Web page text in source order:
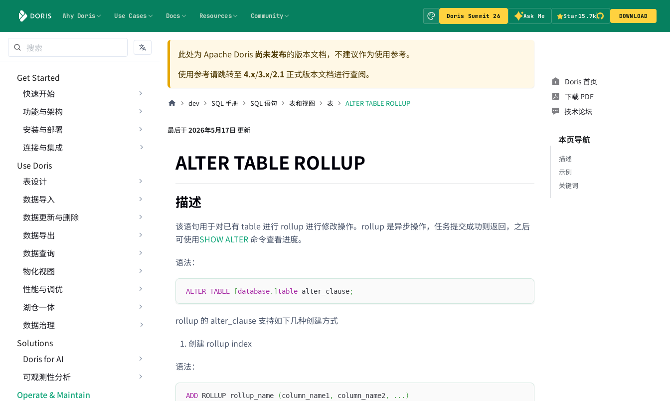
Why Doris Use Cases Docs Resources Community Doris Summit 26 Ask Me Star15.7k DOWNLOAD
Get Started
快速开始
功能与架构
安装与部署
连接与集成
Use Doris
表设计
数据导入
数据更新与删除
数据导出
数据查询
物化视图
性能与调优
湖仓一体
数据治理
Solutions
Doris for AI
可观测性分析
Operate & Maintain
此处为 Apache Doris 尚未发布的版本文档，不建议作为使用参考。
使用参考请跳转至 4.x/3.x/2.1正式版本文档进行查阅。
dev SQL 手册 SQL 语句 表和视图 表 ALTER TABLE ROLLUP
最后于2026年5月17日 更新
ALTER TABLE ROLLUP
描述
该语句用于对已有 table 进行 rollup 进行修改操作。rollup 是异步操作，任务提交成功则返回，之后
可使用SHOW ALTER命令查看进度。
语法：
ALTER TABLE [database. ] table alter_clause;
rollup 的 alter_clause 支持如下几种创建方式
创建 rollup index
语法：
ADD ROLLUP rollup_name (column_name1 , column_name2 , . . . )
Doris 首页
下载 PDF
技术论坛
本页导航
描述
示例
关键词